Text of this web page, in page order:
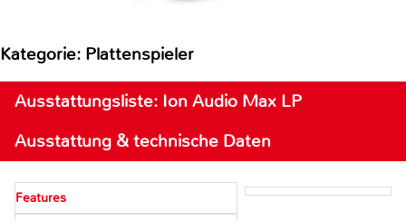
Kategorie: Plattenspieler
Ausstattungsliste: Ion Audio Max LP
Ausstattung & technische Daten
Features